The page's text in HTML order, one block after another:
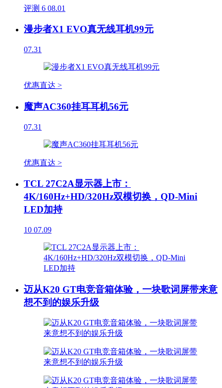
评测 6 08.01
漫步者X1 EVO真无线耳机99元
07.31
优惠直达 >
魔声AC360挂耳耳机56元
07.31
优惠直达 >
TCL 27C2A显示器上市：
4K/160Hz+HD/320Hz双模切换，QD-Mini
LED加持
10 07.09
迈从K20 GT电竞音箱体验，一块歌词屏带来意
想不到的娱乐升级